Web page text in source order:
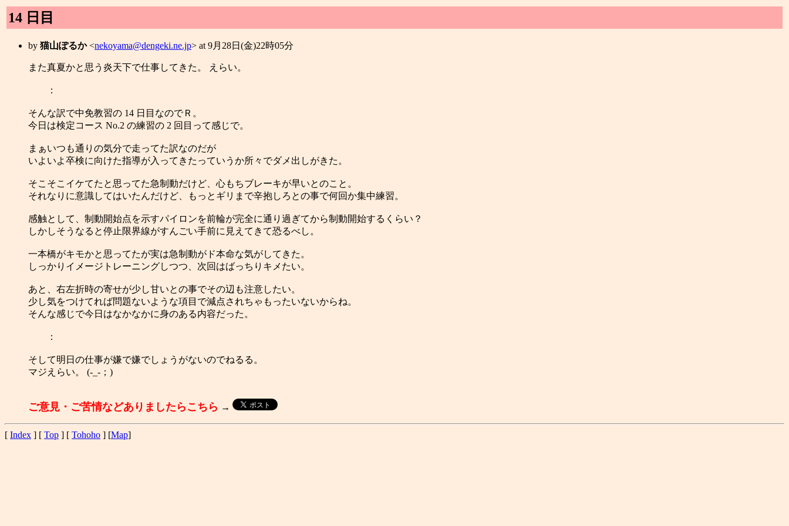
14 日目
by 猫山ぽるか<nekoyama@dengeki.ne.jp> at 9月28日(金)22時05分
また真夏かと思う炎天下で仕事してきた。 えらい。
：
そんな訳で中免教習の 14 日目なのでＲ。
今日は検定コース No.2 の練習の 2 回目って感じで。
まぁいつも通りの気分で走ってた訳なのだが
いよいよ卒検に向けた指導が入ってきたっていうか所々でダメ出しがきた。
そこそこイケてたと思ってた急制動だけど、心もちブレーキが早いとのこと。
それなりに意識してはいたんだけど、もっとギリまで辛抱しろとの事で何回か集中練習。
感触として、制動開始点を示すパイロンを前輪が完全に通り過ぎてから制動開始するくらい？
しかしそうなると停止限界線がすんごい手前に見えてきて恐るべし。
一本橋がキモかと思ってたが実は急制動がド本命な気がしてきた。
しっかりイメージトレーニングしつつ、次回はばっちりキメたい。
あと、右左折時の寄せが少し甘いとの事でその辺も注意したい。
少し気をつけてれば問題ないような項目で減点されちゃもったいないからね。
そんな感じで今日はなかなかに身のある内容だった。
：
そして明日の仕事が嫌で嫌でしょうがないのでねるる。
マジえらい。 (-_-；)
ご意見・ご苦情などありましたらこちら →
[ Index ] [ Top ] [ Tohoho ] [Map]